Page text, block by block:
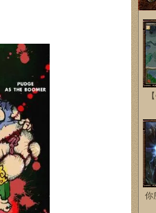
你